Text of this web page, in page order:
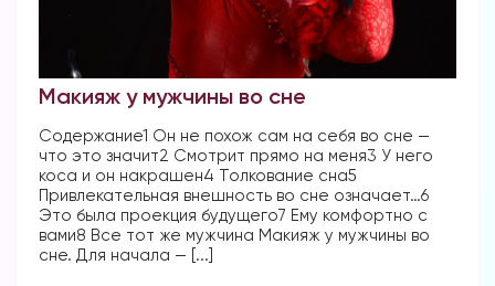
Макияж у мужчины во сне
Содержание1 Он не похож сам на себя во сне —
что это значит2 Смотрит прямо на меня3 У него
коса и он накрашен4 Толкование сна5
Привлекательная внешность во сне означает…6
Это была проекция будущего7 Ему комфортно с
вами8 Все тот же мужчина Макияж у мужчины во
сне. Для начала — [...]